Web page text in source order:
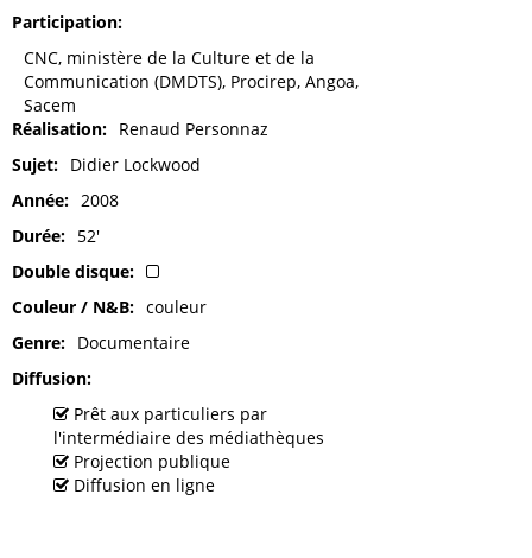
Participation
CNC, ministère de la Culture et de la
Communication (DMDTS), Procirep, Angoa,
Sacem
Réalisation
Renaud Personnaz
Sujet
Didier Lockwood
Année
2008
Durée
52'
Double disque
Couleur / N&B
couleur
Genre
Documentaire
Diffusion
Prêt aux particuliers par
l'intermédiaire des médiathèques
Projection publique
Diffusion en ligne